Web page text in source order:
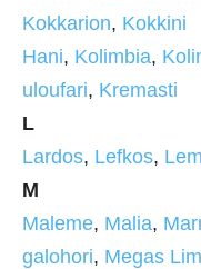
Kokkarion, Kokkini
Hani, Kolimbia,
uloufari, Kremasti
L
Lardos, Lefkos,
M
Maleme, Malia,
galohori, Megas